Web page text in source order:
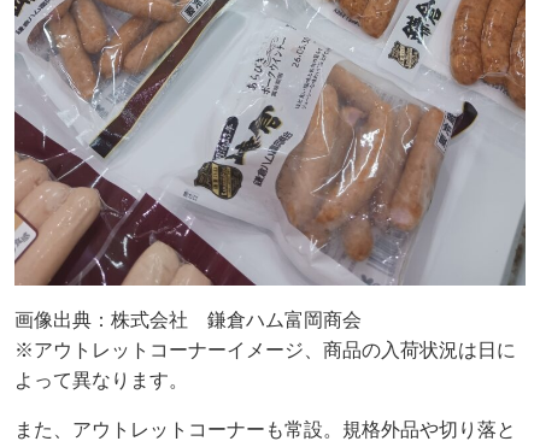
画像出典：株式会社 鎌倉ハム富岡商会
※アウトレットコーナーイメージ、商品の入荷状況は日に
よって異なります。
また、アウトレットコーナーも常設。規格外品や切り落と